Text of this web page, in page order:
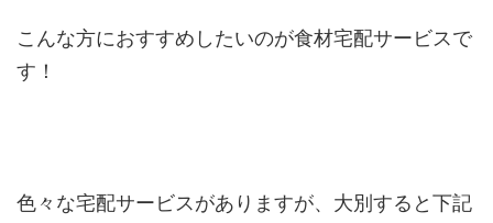
こんな方におすすめしたいのが食材宅配サービスで
す！
色々な宅配サービスがありますが、大別すると下記